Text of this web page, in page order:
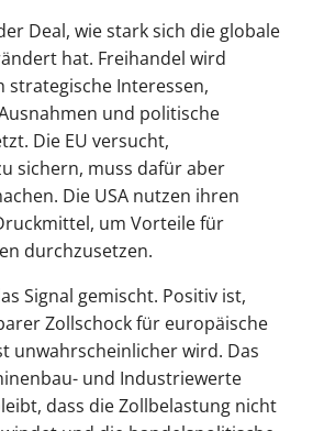
Deal, wie stark sich die globale
hat. Freihandel wird
strategische Interessen,
und politische
Die EU versucht,
sichern, muss dafür aber
Die USA nutzen ihren
um Vorteile für
durchzusetzen.
Signal gemischt. Positiv ist,
Zollschock für europäische
unwahrscheinlicher wird. Das
und Industriewerte
dass die Zollbelastung nicht